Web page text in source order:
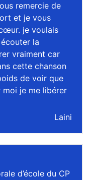
remercie de
et je vous
je voulais
la
vraiment car
cette chanson
de voir que
je me libérer
Laini
d’école du CP